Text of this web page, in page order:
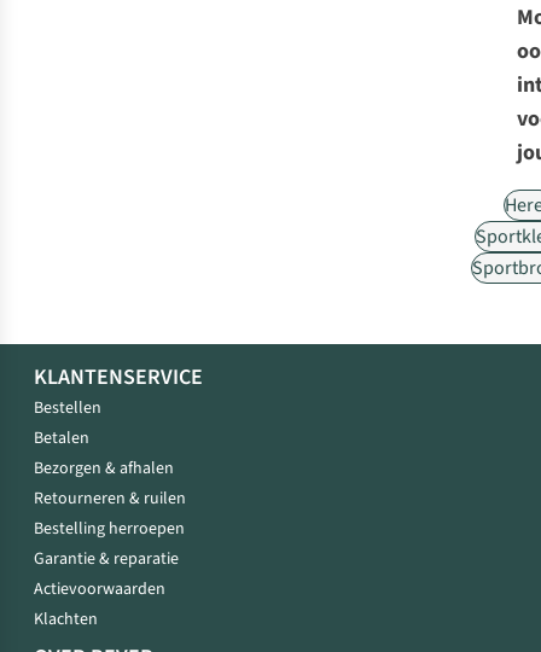
KLANTENSERVICE
Bestellen
Betalen
Bezorgen & afhalen
Retourneren & ruilen
Bestelling herroepen
Garantie & reparatie
Actievoorwaarden
Klachten